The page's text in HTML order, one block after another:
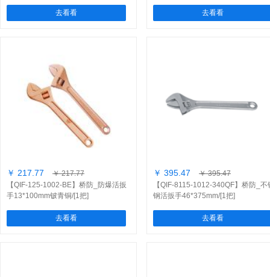
去看看 去看看
￥ 217.77
￥ 217.77
【QIF-125-1002-BE】桥防_防爆活扳
手13*100mm铍青铜/[1把]
去看看
￥ 395.47
￥ 395.47
【QIF-8115-1012-340QF】桥防_不
钢活扳手46*375mm/[1把]
去看看